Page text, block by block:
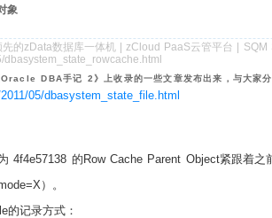
象
先的zData数据库一体机|zCloud PaaS云管平台 SQM
DBA手记 2》上收录的一些文章发布出来，与大家分
05/dbasystem_state_file.html
4f4e57138 的Row Cache Parent Object紧跟着之
）。
的记录方式：